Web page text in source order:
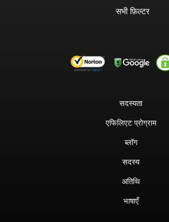
सभी फ़िल्टर
सदस्यता
एफिलिएट प्रोग्राम
ब्लॉग
सदस्य
अतिथि
भाषाएँ